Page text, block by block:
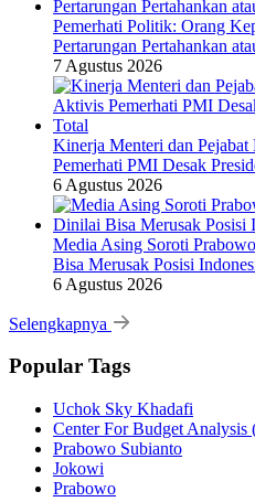
Pemerhati Politik: Orang
Pertarungan Pertahankan
7 Agustus 2026
Kinerja Menteri dan
Pemerhati PMI Desak
6 Agustus 2026
Media Asing Soroti
Bisa Merusak Posisi
6 Agustus 2026
Selengkapnya
Popular Tags
Uchok Sky Khadafi
Center For Budget
Prabowo Subianto
Jokowi
Prabowo